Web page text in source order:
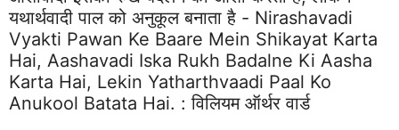
यथार्थवादी पाल को अनुकूल बनाता है - Nirashavadi
Vyakti Pawan Ke Baare Mein Shikayat Karta
Hai, Aashavadi Iska Rukh Badalne Ki Aasha
Karta Hai, Lekin Yatharthvaadi Paal Ko
Anukool Batata Hai. :विलियम ऑर्थर वार्ड